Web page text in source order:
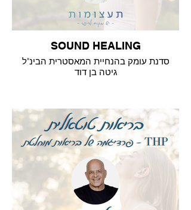
SOUND HEALING
סדנת עומק בהנחיית המאסטרית הבינ"ל
גיטה בן דוד